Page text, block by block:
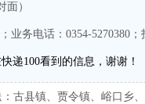
面）
业务电话：0354-5270380；
递100看到的信息，谢谢！
古县镇、贾令镇、峪口乡